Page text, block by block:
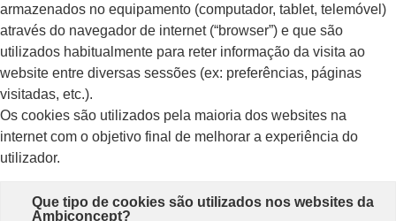
armazenados no equipamento (computador, tablet, telemóvel)
através do navegador de internet (“browser”) e que são
utilizados habitualmente para reter informação da visita ao
website entre diversas sessões (ex: preferências, páginas
visitadas, etc.).
Os cookies são utilizados pela maioria dos websites na
internet com o objetivo final de melhorar a experiência do
utilizador.
Que tipo de cookies são utilizados nos websites da
Ambiconcept?